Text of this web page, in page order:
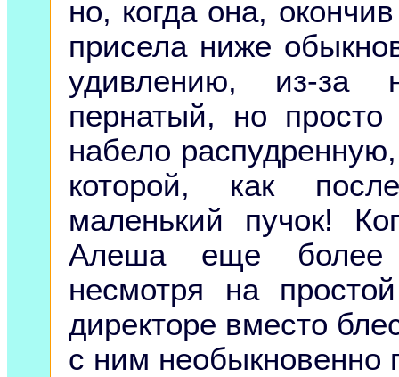
но, когда она,
присела ниже
удивлению, из-
пернатый, но
набело
которой, как
маленький пучок!
Алеша еще более
несмотря на
директоре вместо
с ним необыкновенно